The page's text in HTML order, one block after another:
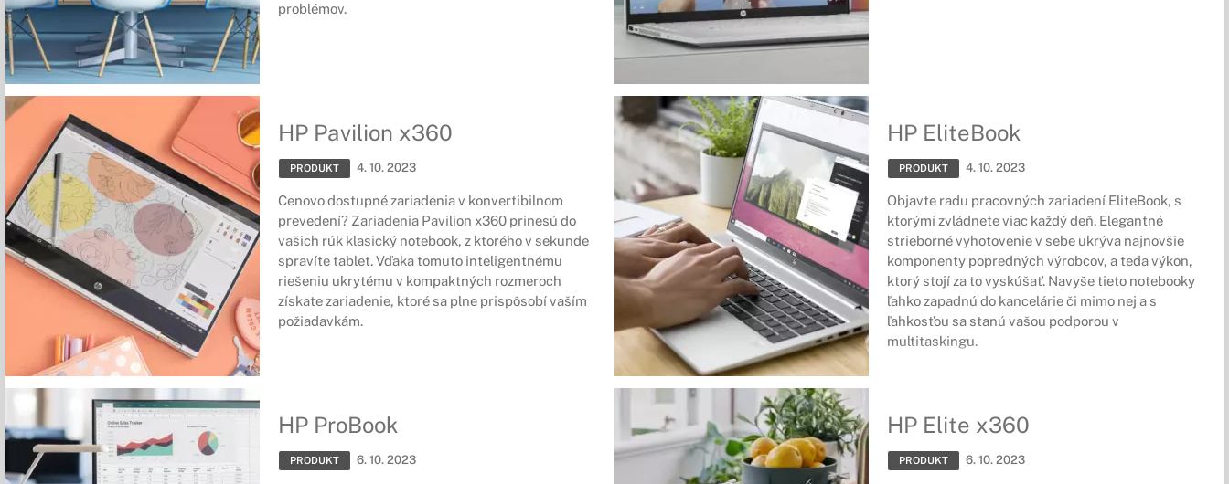
problémov.
HP Pavilion x360
PRODUKT 4. 10. 2023
Cenovo dostupné zariadenia v konvertibilnom
prevedení? Zariadenia Pavilion x360 prinesú do
vašich rúk klasický notebook, z ktorého v sekunde
spravíte tablet. Vďaka tomuto inteligentnému
riešeniu ukrytému v kompaktných rozmeroch
získate zariadenie, ktoré sa plne prispôsobí vaším
požiadavkám.
HP EliteBook
PRODUKT 4. 10. 2023
Objavte radu pracovných zariadení EliteBook, s
ktorými zvládnete viac každý deň. Elegantné
strieborné vyhotovenie v sebe ukrýva najnovšie
komponenty popredných výrobcov, a teda výkon,
ktorý stojí za to vyskúšať. Navyše tieto notebooky
ľahko zapadnú do kancelárie či mimo nej a s
ľahkosťou sa stanú vašou podporou v
multitaskingu.
HP ProBook
PRODUKT 6. 10. 2023
HP Elite x360
PRODUKT 6. 10. 2023